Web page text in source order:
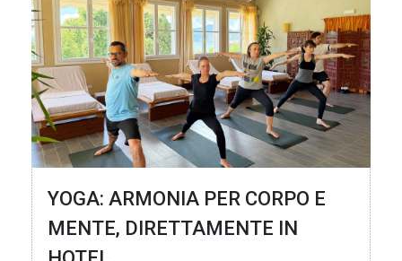
YOGA: ARMONIA PER CORPO E
MENTE, DIRETTAMENTE IN